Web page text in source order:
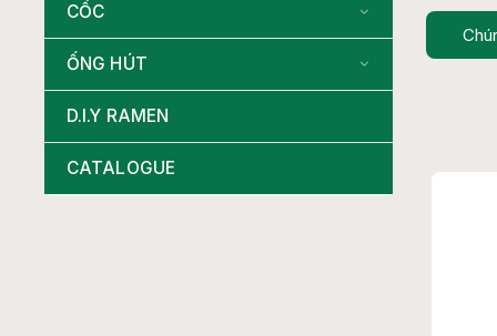
CỐC
ỐNG HÚT
D.I.Y RAMEN
CATALOGUE